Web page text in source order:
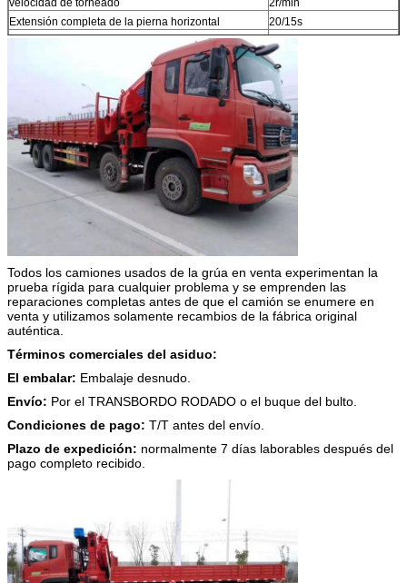
Extensión completa de la pierna horizontal
20/15s
Piernas verticales cerradas completamente
Todos los camiones usados de la grúa en venta experimentan la
prueba rígida para cualquier problema y se emprenden las
reparaciones completas antes de que el camión se enumere en
venta y utilizamos solamente recambios de la fábrica original
auténtica.
Términos comerciales del asiduo:
El embalar: Embalaje desnudo.
Envío: Por el TRANSBORDO RODADO o el buque del bulto.
Condiciones de pago: T/T antes del envío.
Plazo de expedición: normalmente 7 días laborables después del
pago completo recibido.